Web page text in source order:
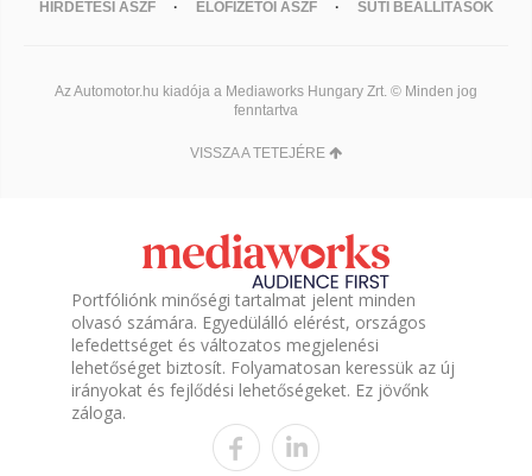
HIRDETÉSI ÁSZF
ELŐFIZETŐI ÁSZF SÜTI BEÁLLÍTÁSOK
Az Automotor.hu kiadója a Mediaworks Hungary Zrt. © Minden jog
fenntartva
VISSZA A TETEJÉRE
Portfóliónk minőségi tartalmat jelent minden
olvasó számára. Egyedülálló elérést, országos
lefedettséget és változatos megjelenési
lehetőséget biztosít. Folyamatosan keressük az új
irányokat és fejlődési lehetőségeket. Ez jövőnk
záloga.